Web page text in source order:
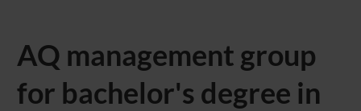
AQ management group
for bachelor's degree in